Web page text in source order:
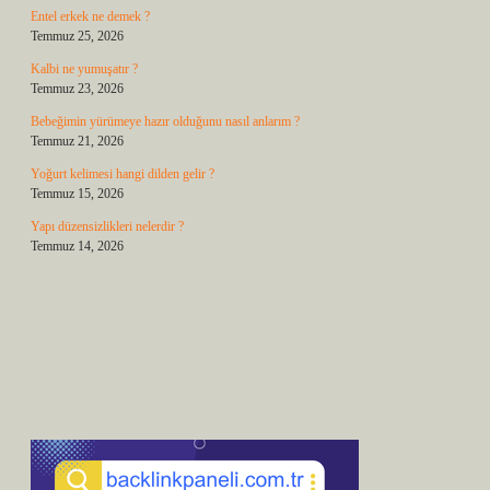
Entel erkek ne demek ?
Temmuz 25, 2026
Kalbi ne yumuşatır ?
Temmuz 23, 2026
Bebeğimin yürümeye hazır olduğunu nasıl anlarım ?
Temmuz 21, 2026
Yoğurt kelimesi hangi dilden gelir ?
Temmuz 15, 2026
Yapı düzensizlikleri nelerdir ?
Temmuz 14, 2026